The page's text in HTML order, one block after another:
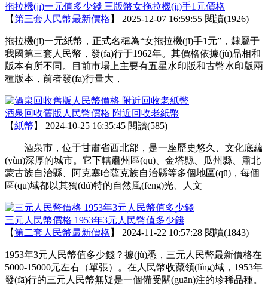
拖拉機(jī)一元值多少錢 三版幣女拖拉機(jī)手1元價格
【第三套人民幣最新價格 】 2025-12-07 16:59:55 閱讀(1926)
拖拉機(jī)一元紙幣，正式名稱為“女拖拉機(jī)手1元”，隸屬于
我國第三套人民幣，發(fā)行于1962年。其價格依據(jù)品相和
版本有所不同。目前市場上主要有五星水印版和古幣水印版兩
種版本，前者發(fā)行量大，
酒泉回收舊版人民幣價格 附近回收老紙幣
【紙幣 】 2024-10-25 16:35:45 閱讀(585)
酒泉市，位于甘肅省西北部，是一座歷史悠久、文化底蘊
(yùn)深厚的城市。它下轄肅州區(qū)、金塔縣、瓜州縣、肅北
蒙古族自治縣、阿克塞哈薩克族自治縣等多個地區(qū)，每個
區(qū)域都以其獨(dú)特的自然風(fēng)光、人文
三元人民幣價格 1953年3元人民幣值多少錢
【第二套人民幣最新價格 】 2024-11-22 10:57:28 閱讀(1843)
1953年3元人民幣值多少錢？據(jù)悉，三元人民幣最新價格在
5000-15000元左右（單張）。在人民幣收藏領(lǐng)域，1953年
發(fā)行的三元人民幣無疑是一個備受關(guān)注的珍稀品種。